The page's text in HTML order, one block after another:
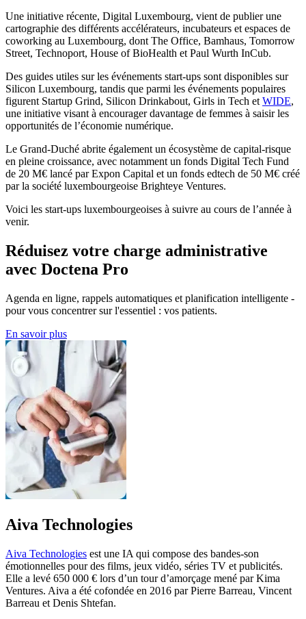
Une initiative récente, Digital Luxembourg, vient de publier une
cartographie des différents accélérateurs, incubateurs et espaces de
coworking au Luxembourg, dont The Office, Bamhaus, Tomorrow
Street, Technoport, House of BioHealth et Paul Wurth InCub.
Des guides utiles sur les événements start-ups sont disponibles sur
Silicon Luxembourg, tandis que parmi les événements populaires
figurent Startup Grind, Silicon Drinkabout, Girls in Tech et WIDE,
une initiative visant à encourager davantage de femmes à saisir les
opportunités de l’économie numérique.
Le Grand-Duché abrite également un écosystème de capital-risque
en pleine croissance, avec notamment un fonds Digital Tech Fund
de 20 M€ lancé par Expon Capital et un fonds edtech de 50 M€ créé
par la société luxembourgeoise Brighteye Ventures.
Voici les start-ups luxembourgeoises à suivre au cours de l’année à
venir.
Réduisez votre charge administrative
avec Doctena Pro
Agenda en ligne, rappels automatiques et planification intelligente -
pour vous concentrer sur l'essentiel : vos patients.
En savoir plus
Aiva Technologies
Aiva Technologies est une IA qui compose des bandes-son
émotionnelles pour des films, jeux vidéo, séries TV et publicités.
Elle a levé 650 000 € lors d’un tour d’amorçage mené par Kima
Ventures. Aiva a été cofondée en 2016 par Pierre Barreau, Vincent
Barreau et Denis Shtefan.